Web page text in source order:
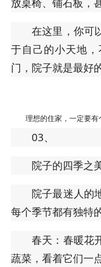
在这里，你可
于自己的小天地
门，院子就是最好
理想的住家，一定要有
03、
院子的四季之
院子最迷人的
每个季节都有独特
春天：春暖花
蔬菜，看着它们一